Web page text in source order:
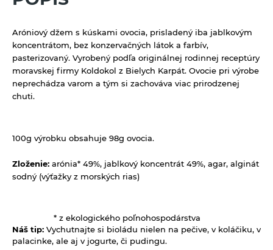
Výrobky z obilnín a polotovary
Výrobky z obilnín
Zmesi na varenie a pečenie
Zrná a semená
Obilniny
Olejniny
Ryže
Strukoviny
Zdravé maškrtenie
Bezlepok - Low Carb - Keto
Dezertné krémy - Kolatch
Tyčinky, sušienky, oplátky
Ostatné
Dr.Popov - bylinné kvapky
Dr.Popov - rôzne
Eterické oleje
Keramické slniečko
Kúpele na detoxikáciu organizmu
Aróniový džem s kúskami ovocia, prisladený iba jablkovým
koncentrátom, bez konzervačných látok a farbív,
pasterizovaný. Vyrobený podľa originálnej rodinnej receptúry
moravskej firmy Koldokol z Bielych Karpát. Ovocie pri výrobe
neprechádza varom a tým si zachováva viac prirodzenej
chuti.
100g výrobku obsahuje 98g ovocia.
Zloženie: arónia* 49%, jablkový koncentrát 49%, agar, alginát
sodný (výťažky z morských rias)
* z ekologického poľnohospodárstva
Náš tip: Vychutnajte si bioládu nielen na pečive, v koláčiku, v
palacinke, ale aj v jogurte, či pudingu.